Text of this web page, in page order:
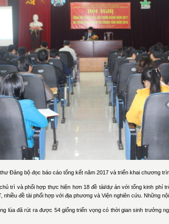
Đảng bộ đọc báo cáo tổng kết năm 2017 và triển khai chương
trì và phối hợp thực hiện hơn 18 đề tài/dự án với tổng kinh phí
đề tài phối hợp với địa phương và Viện nghiên cứu. Những
lúa đã rút ra được 54 giống triển vọng có thời gian sinh trưởng